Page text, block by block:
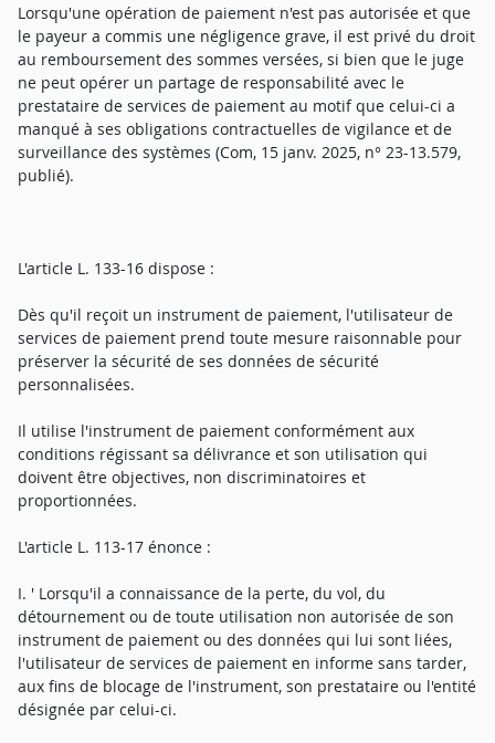
Lorsqu'une opération de paiement n'est pas autorisée et que
le payeur a commis une négligence grave, il est privé du droit
au remboursement des sommes versées, si bien que le juge
ne peut opérer un partage de responsabilité avec le
prestataire de services de paiement au motif que celui-ci a
manqué à ses obligations contractuelles de vigilance et de
surveillance des systèmes (Com, 15 janv. 2025, n° 23-13.579,
publié).
L'article L. 133-16 dispose :
Dès qu'il reçoit un instrument de paiement, l'utilisateur de
services de paiement prend toute mesure raisonnable pour
préserver la sécurité de ses données de sécurité
personnalisées.
Il utilise l'instrument de paiement conformément aux
conditions régissant sa délivrance et son utilisation qui
doivent être objectives, non discriminatoires et
proportionnées.
L'article L. 113-17 énonce :
I. ' Lorsqu'il a connaissance de la perte, du vol, du
détournement ou de toute utilisation non autorisée de son
instrument de paiement ou des données qui lui sont liées,
l'utilisateur de services de paiement en informe sans tarder,
aux fins de blocage de l'instrument, son prestataire ou l'entité
désignée par celui-ci.